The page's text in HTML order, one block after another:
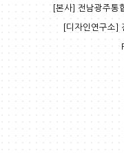
[본사] 전남광주
[디자인연구소]